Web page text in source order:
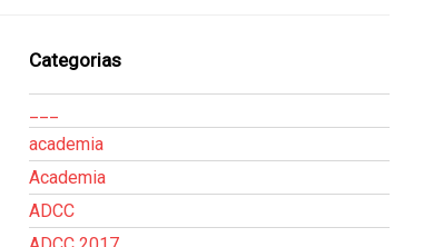
Categorias
academia
Academia
ADCC